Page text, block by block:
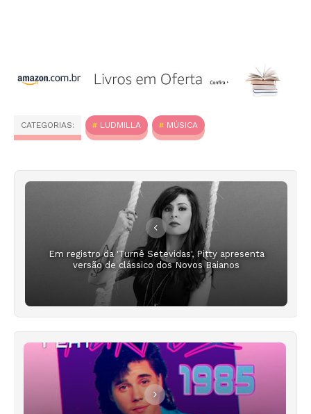
CATEGORIAS: LUDMILLA MÚSICA
Em registro da 'Turnê Setevidas', Pitty apresenta
versão de clássico dos Novos Baianos